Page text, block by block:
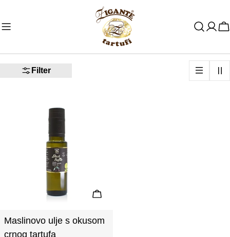
sadržaj
Filter
Odaberite Opcije
Maslinovo ulje s okusom
crnog tartufa